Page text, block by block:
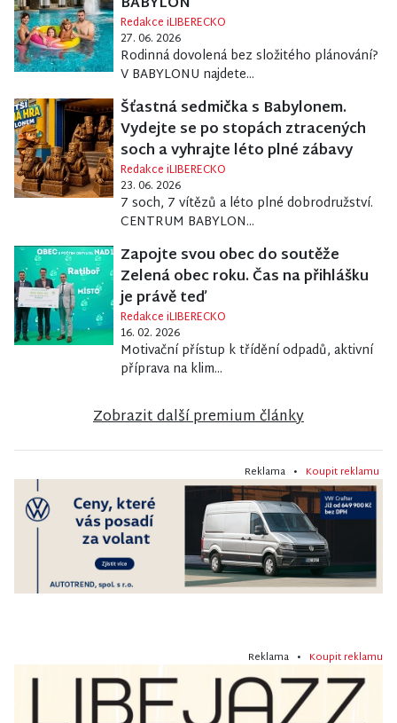
Redakce iLIBERECKO
27. 06. 2026
Rodinná dovolená bez složitého plánování?
V BABYLONU najdete...
Šťastná sedmička s Babylonem.
Vydejte se po stopách ztracených
soch a vyhrajte léto plné zábavy
Redakce iLIBERECKO
23. 06. 2026
7 soch, 7 vítězů a léto plné dobrodružství.
CENTRUM BABYLON...
Zapojte svou obec do soutěže
Zelená obec roku. Čas na přihlášku
je právě teď
Redakce iLIBERECKO
16. 02. 2026
Motivační přístup k třídění odpadů, aktivní
příprava na klim...
Zobrazit další premium články
Reklama • Koupit reklamu
Reklama • Koupit reklamu